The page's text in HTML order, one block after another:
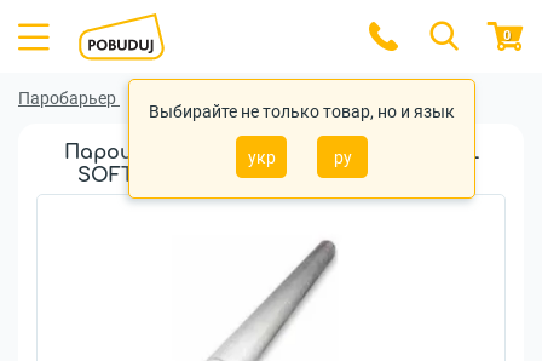
Выбирайте не только товар, но и язык
укр ру
0
Паробарьер
Пароизоляционная пленка MASTERFOL
SOFT W армированная 110г/м2 (75м2)